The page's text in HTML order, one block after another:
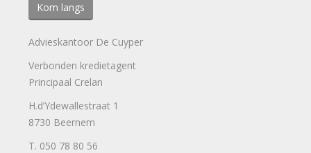
Kom langs
Advieskantoor De Cuyper
Verbonden kredietagent
Principaal Crelan
H.d’Ydewallestraat 1
8730 Beernem
T. 050 78 80 56